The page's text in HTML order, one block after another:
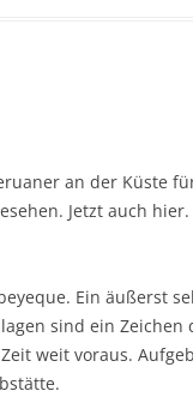
an der Küste
Jetzt auch
Ein äußerst
sind ein Zeichen
weit voraus.